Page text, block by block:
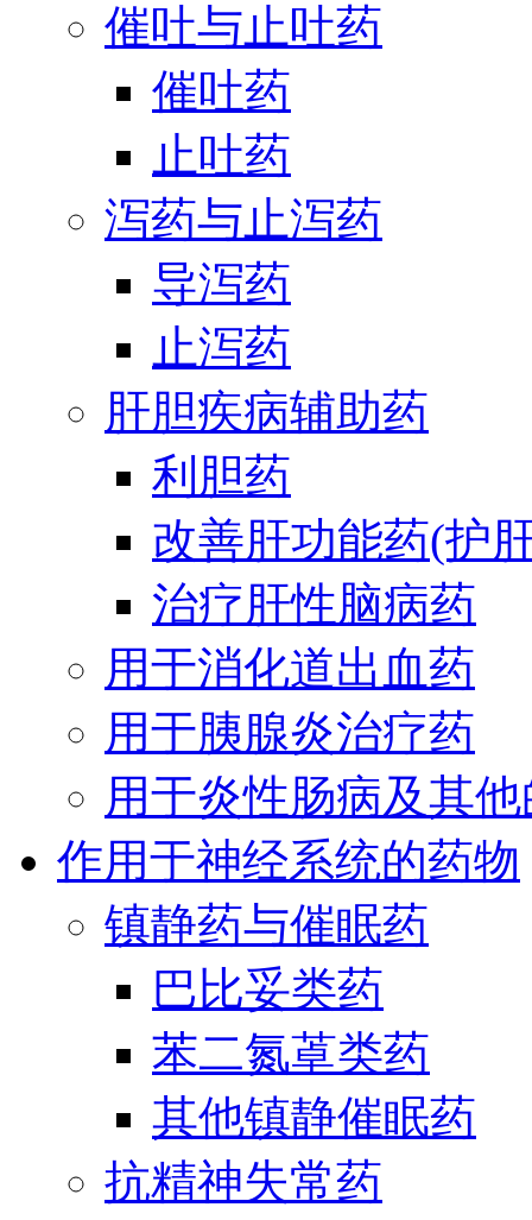
催吐与止吐药
催吐药
止吐药
泻药与止泻药
导泻药
止泻药
肝胆疾病辅助药
利胆药
改善肝功能药(护
治疗肝性脑病药
用于消化道出血药
用于胰腺炎治疗药
用于炎性肠病及其
作用于神经系统的药物
镇静药与催眠药
巴比妥类药
苯二氮䓬类药
其他镇静催眠药
抗精神失常药